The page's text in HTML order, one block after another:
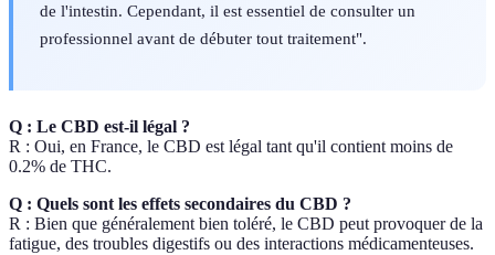
de l'intestin. Cependant, il est essentiel de consulter un
professionnel avant de débuter tout traitement".
Q : Le CBD est-il légal ?
R : Oui, en France, le CBD est légal tant qu'il contient moins de
0.2% de THC.
Q : Quels sont les effets secondaires du CBD ?
R : Bien que généralement bien toléré, le CBD peut provoquer de la
fatigue, des troubles digestifs ou des interactions médicamenteuses.